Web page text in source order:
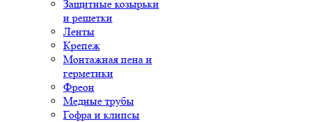
Защитные козырьки
и решетки
Ленты
Крепеж
Монтажная пена и
герметики
Фреон
Медные трубы
Гофра и клипсы